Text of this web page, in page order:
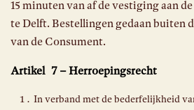
15 minuten van af de vestiging aan
te Delft. Bestellingen gedaan buiten
van de Consument.
Artikel 7 – Herroepingsrecht
In verband met de bederfelijkheid